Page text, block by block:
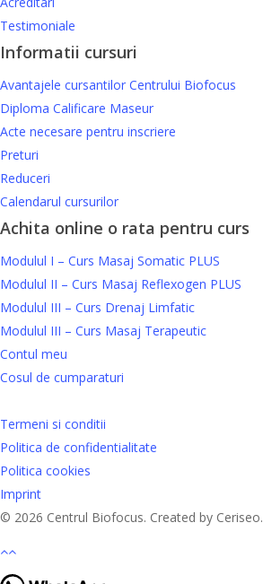
Testimoniale
Informatii cursuri
Avantajele cursantilor Centrului Biofocus
Diploma Calificare Maseur
Acte necesare pentru inscriere
Preturi
Reduceri
Calendarul cursurilor
Achita online o rata pentru curs
Modulul I – Curs Masaj Somatic PLUS
Modulul II – Curs Masaj Reflexogen PLUS
Modulul III – Curs Drenaj Limfatic
Modulul III – Curs Masaj Terapeutic
Contul meu
Cosul de cumparaturi
Termeni si conditii
Politica de confidentialitate
Politica cookies
Imprint
© 2026 Centrul Biofocus. Created by Ceriseo.